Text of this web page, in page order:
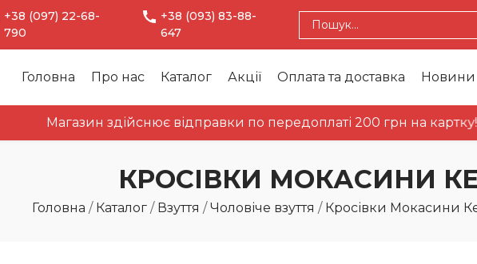
+38 (097) 22-68-
790
+38 (093) 83-88-
647
Головна Про нас Каталог Акції Оплата та доставка Новини
Магазин здійснює відправки по передоплаті 200 грн на картку!
КРОСІВКИ МОКАСИНИ
Головна / Каталог / Взуття / Чоловіче взуття / Кросівки Мокасини